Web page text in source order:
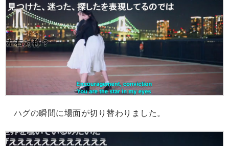
ハグの瞬間に場面が切り替わりました。